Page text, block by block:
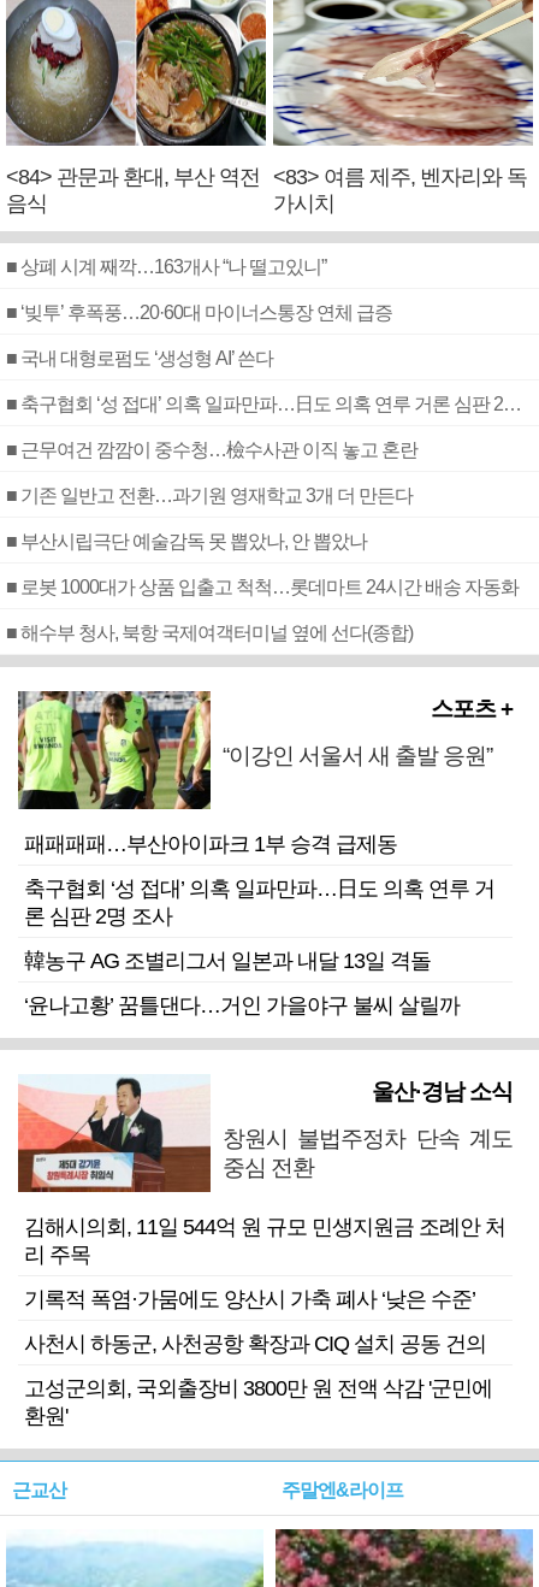
<84> 관문과 환대, 부산 역전
음식
<83> 여름 제주, 벤자리와 독
가시치
■ 상폐 시계 째깍…163개사 “나 떨고있니”
■ ‘빚투’ 후폭풍…20·60대 마이너스통장 연체 급증
■ 국내 대형로펌도 ‘생성형 AI’ 쓴다
■ 축구협회 ‘성 접대’ 의혹 일파만파…日도 의혹 연루 거론 심판 2명 조사
■ 근무여건 깜깜이 중수청…檢수사관 이직 놓고 혼란
■ 기존 일반고 전환…과기원 영재학교 3개 더 만든다
■ 부산시립극단 예술감독 못 뽑았나, 안 뽑았나
■ 로봇 1000대가 상품 입출고 척척…롯데마트 24시간 배송 자동화
■ 해수부 청사, 북항 국제여객터미널 옆에 선다(종합)
스포츠 +
“이강인 서울서 새 출발 응원”
패패패패…부산아이파크 1부 승격 급제동
축구협회 ‘성 접대’ 의혹 일파만파…日도 의혹 연루 거
론 심판 2명 조사
韓농구 AG 조별리그서 일본과 내달 13일 격돌
‘윤나고황’ 꿈틀댄다…거인 가을야구 불씨 살릴까
울산·경남 소식
창원시 불법주정차 단속 계도
중심 전환
김해시의회, 11일 544억 원 규모 민생지원금 조례안 처
리 주목
기록적 폭염·가뭄에도 양산시 가축 폐사 ‘낮은 수준’
사천시 하동군, 사천공항 확장과 CIQ 설치 공동 건의
고성군의회, 국외출장비 3800만 원 전액 삭감 '군민에
환원'
근교산 주말엔&라이프